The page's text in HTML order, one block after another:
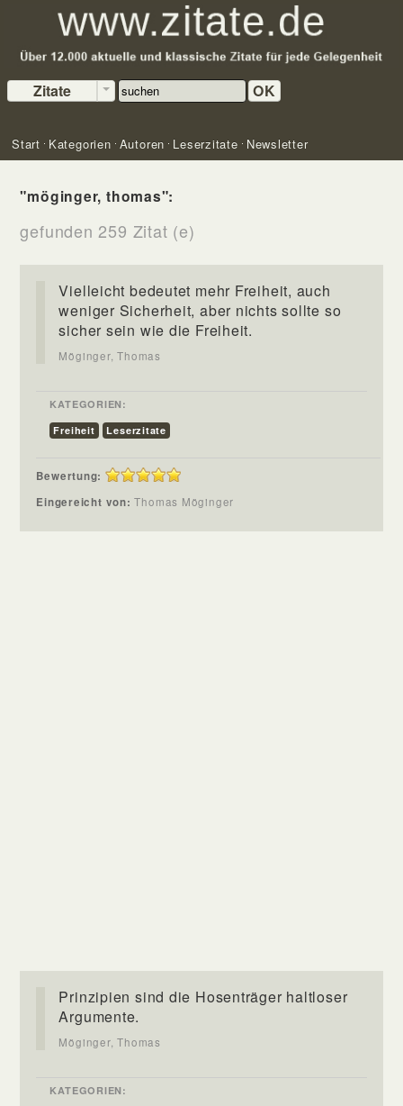
Zitate OK
Start Kategorien Autoren Leserzitate Newsletter
"möginger, thomas":
gefunden 259 Zitat (e)
Vielleicht bedeutet mehr Freiheit, auch
weniger Sicherheit, aber nichts sollte so
sicher sein wie die Freiheit.
Möginger, Thomas
KATEGORIEN:
Freiheit
Leserzitate
Bewertung:
Eingereicht von:Thomas Möginger
Prinzipien sind die Hosenträger haltloser
Argumente.
Möginger, Thomas
KATEGORIEN: